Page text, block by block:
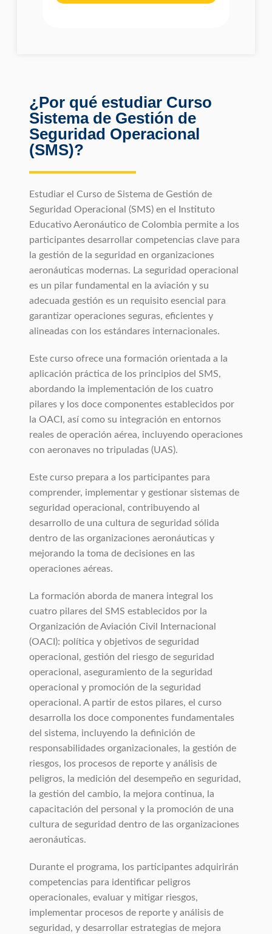
¿Por qué estudiar Curso
Sistema de Gestión de
Seguridad Operacional
(SMS)?
Estudiar el Curso de Sistema de Gestión de
Seguridad Operacional (SMS) en el Instituto
Educativo Aeronáutico de Colombia permite a los
participantes desarrollar competencias clave para
la gestión de la seguridad en organizaciones
aeronáuticas modernas. La seguridad operacional
es un pilar fundamental en la aviación y su
adecuada gestión es un requisito esencial para
garantizar operaciones seguras, eficientes y
alineadas con los estándares internacionales.
Este curso ofrece una formación orientada a la
aplicación práctica de los principios del SMS,
abordando la implementación de los cuatro
pilares y los doce componentes establecidos por
la OACI, así como su integración en entornos
reales de operación aérea, incluyendo operaciones
con aeronaves no tripuladas (UAS).
Este curso prepara a los participantes para
comprender, implementar y gestionar sistemas de
seguridad operacional, contribuyendo al
desarrollo de una cultura de seguridad sólida
dentro de las organizaciones aeronáuticas y
mejorando la toma de decisiones en las
operaciones aéreas.
La formación aborda de manera integral los
cuatro pilares del SMS establecidos por la
Organización de Aviación Civil Internacional
(OACI): política y objetivos de seguridad
operacional, gestión del riesgo de seguridad
operacional, aseguramiento de la seguridad
operacional y promoción de la seguridad
operacional. A partir de estos pilares, el curso
desarrolla los doce componentes fundamentales
del sistema, incluyendo la definición de
responsabilidades organizacionales, la gestión de
riesgos, los procesos de reporte y análisis de
peligros, la medición del desempeño en seguridad,
la gestión del cambio, la mejora continua, la
capacitación del personal y la promoción de una
cultura de seguridad dentro de las organizaciones
aeronáuticas.
Durante el programa, los participantes adquirirán
competencias para identificar peligros
operacionales, evaluar y mitigar riesgos,
implementar procesos de reporte y análisis de
seguridad, y desarrollar estrategias de mejora